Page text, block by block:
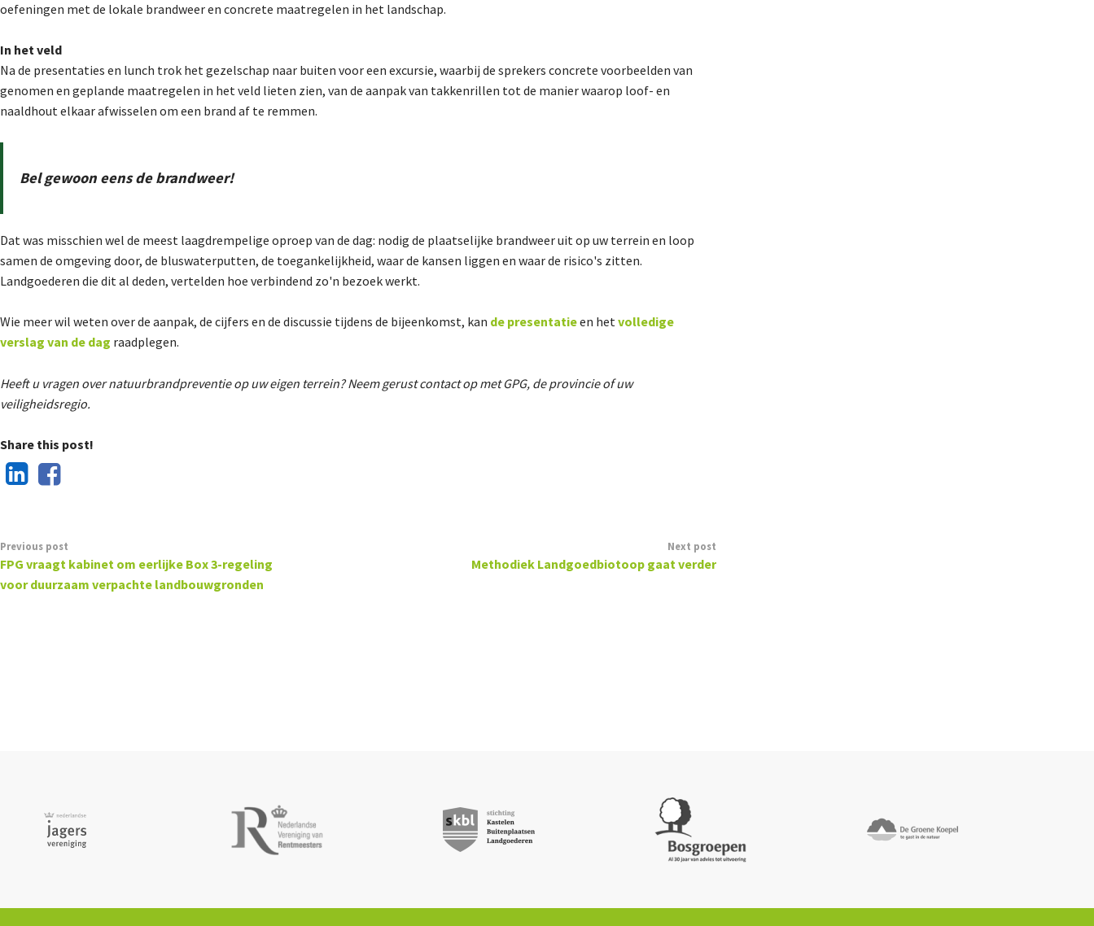
oefeningen met de lokale brandweer en concrete maatregelen in het landschap.
In het veld
Na de presentaties en lunch trok het gezelschap naar buiten voor een excursie, waarbij de sprekers concrete voorbeelden van
genomen en geplande maatregelen in het veld lieten zien, van de aanpak van takkenrillen tot de manier waarop loof- en
naaldhout elkaar afwisselen om een brand af te remmen.
Bel gewoon eens de brandweer!
Dat was misschien wel de meest laagdrempelige oproep van de dag: nodig de plaatselijke brandweer uit op uw terrein en loop
samen de omgeving door, de bluswaterputten, de toegankelijkheid, waar de kansen liggen en waar de risico's zitten.
Landgoederen die dit al deden, vertelden hoe verbindend zo'n bezoek werkt.
Wie meer wil weten over de aanpak, de cijfers en de discussie tijdens de bijeenkomst, kan de presentatieen hetvolledige
verslag van de dag raadplegen.
Heeft u vragen over natuurbrandpreventie op uw eigen terrein? Neem gerust contact op met GPG, de provincie of uw
veiligheidsregio.
Share this post!
Previous post
FPG vraagt kabinet om eerlijke Box 3-regeling
voor duurzaam verpachte landbouwgronden
Next post
Methodiek Landgoedbiotoop gaat verder